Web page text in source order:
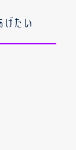
げたい